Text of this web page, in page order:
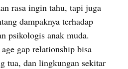
rasa ingin tahu, tapi juga
dampaknya terhadap
psikologis anak muda.
gap relationship bisa
tua, dan lingkungan sekitar